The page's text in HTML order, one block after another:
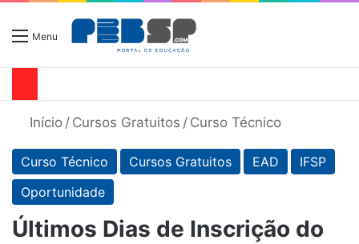
Menu
Início / Cursos Gratuitos / Curso Técnico
Curso Técnico Cursos Gratuitos EAD
IFSP
Oportunidade
Últimos Dias de Inscrição do